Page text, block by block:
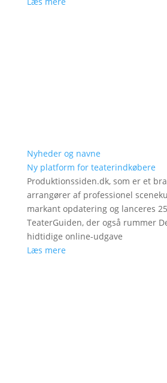
Nyheder og navne
Ny platform for teaterindkøbere
Produktionssiden.dk, som er et
arrangører af professionel
markant opdatering og lanceres
TeaterGuiden, der også rummer
hidtidige online-udgave
Læs mere